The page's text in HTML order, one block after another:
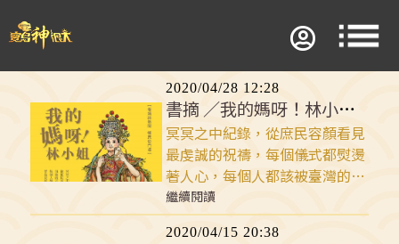
2020/04/28 12:28
書摘 ／我的媽呀！林小姐有拜有保庇
冥冥之中紀錄，從庶民容顏看見
最虔誠的祝禱，每個儀式都熨燙
著人心，每個人都該被臺灣的母
親神撫慰，寶島民俗不能斷，心
誠則靈神很大！這是三立臺灣台
行腳民俗節目《寶島神很大》，
繼續閱讀
2020/04/15 20:38